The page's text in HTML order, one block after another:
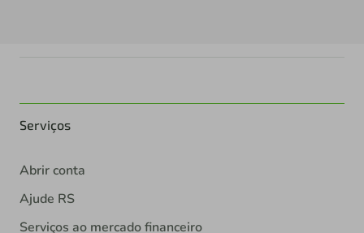
Serviços
Abrir conta
Ajude RS
Serviços ao mercado financeiro